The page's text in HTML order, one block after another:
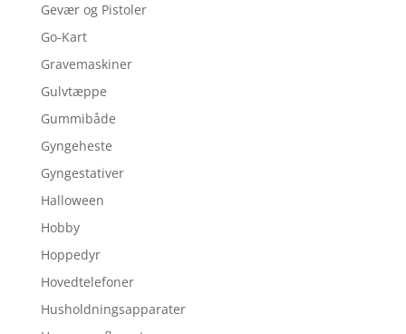
Gevær og Pistoler
Go-Kart
Gravemaskiner
Gulvtæppe
Gummibåde
Gyngeheste
Gyngestativer
Halloween
Hobby
Hoppedyr
Hovedtelefoner
Husholdningsapparater